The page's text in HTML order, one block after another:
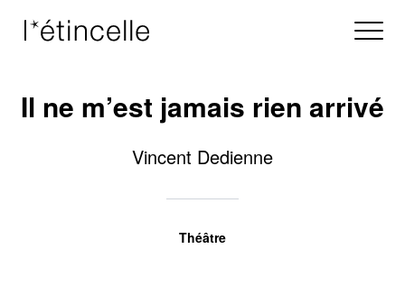
Il ne m’est jamais rien arrivé
Vincent Dedienne
Théâtre